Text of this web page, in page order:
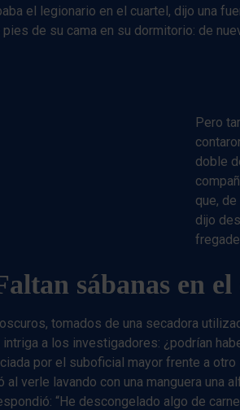
el legionario en el cuartel, dijo una
de su cama en su dormitorio: de
Pero
doble
que,
dijo
sábanas en
tomados de una secadora
a los investigadores: ¿podrían
por el suboficial mayor frente a
verle lavando con una manguera una
“He descongelado algo de carne.